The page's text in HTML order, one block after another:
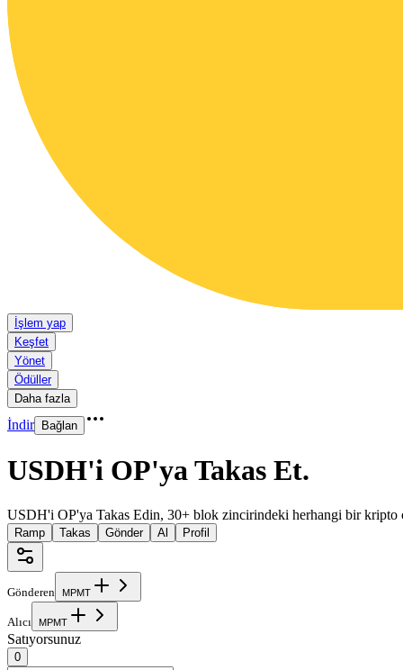
İşlem yap
Keşfet
Yönet
Ödüller
Daha fazla
İndir Bağlan
USDH'i OP'ya Takas Et.
USDH'i OP'ya Takas Edin, 30+ blok zincirindeki herhangi bir kripto
Ramp Takas Gönder Al Profil
Gönderen MPMT
Alıcı MPMT
Satıyorsunuz
0